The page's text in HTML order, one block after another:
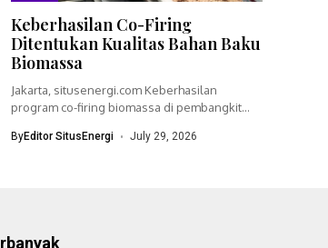
Keberhasilan Co-Firing
Ditentukan Kualitas Bahan Baku
Biomassa
Jakarta, situsenergi.com Keberhasilan
program co-firing biomassa di pembangkit
ByEditor SitusEnergi July 29, 2026